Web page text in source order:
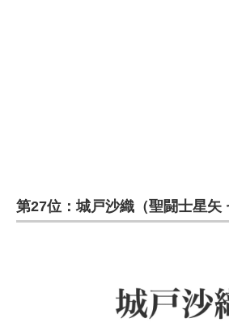
第27位：城戸沙織（聖闘士星矢